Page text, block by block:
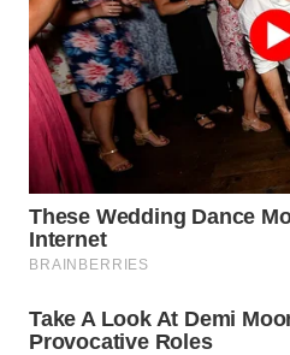
SAMOSIR
WN
PADANG
LAWAS
WN
SUMEDANG
CIANJUR